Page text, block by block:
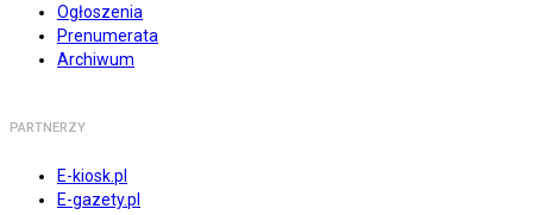
Ogłoszenia
Prenumerata
Archiwum
PARTNERZY
E-kiosk.pl
E-gazety.pl